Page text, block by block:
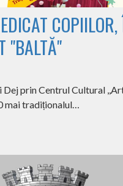
"BALTĂ"
prin Centrul Cultural
mai tradiționalul…